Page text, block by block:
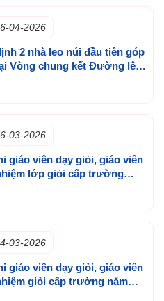
04-2026
2 nhà leo núi đầu tiên góp
Vòng chung kết Đường lên
03-2026
giáo viên dạy giỏi, giáo viên
lớp giỏi cấp trường
03-2026
giáo viên dạy giỏi, giáo viên
giỏi cấp trường năm